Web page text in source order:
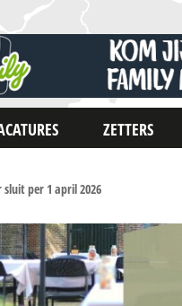
ZETTERS
sluit per 1 april 2026